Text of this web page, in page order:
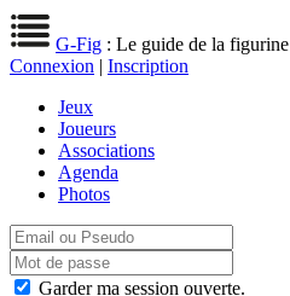
G-Fig : Le guide de la figurine
Connexion | Inscription
Jeux
Joueurs
Associations
Agenda
Photos
Garder ma session ouverte.